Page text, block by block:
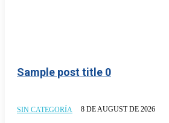
Sample post title 0
SIN CATEGORÍA 8 DE AUGUST DE 2026